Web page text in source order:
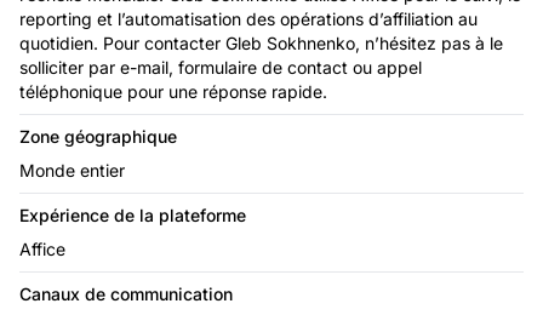
reporting et l’automatisation des opérations d’affiliation au
quotidien. Pour contacter Gleb Sokhnenko, n’hésitez pas à le
solliciter par e-mail, formulaire de contact ou appel
téléphonique pour une réponse rapide.
Zone géographique
Monde entier
Expérience de la plateforme
Affice
Canaux de communication